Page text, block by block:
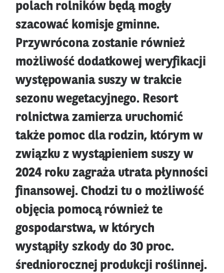
polach rolników będą mogły
szacować komisje gminne.
Przywrócona zostanie również
możliwość dodatkowej weryfikacji
występowania suszy w trakcie
sezonu wegetacyjnego. Resort
rolnictwa zamierza uruchomić
także pomoc dla rodzin, którym w
związku z wystąpieniem suszy w
2024 roku zagraża utrata płynności
finansowej. Chodzi tu o możliwość
objęcia pomocą również te
gospodarstwa, w których
wystąpiły szkody do 30 proc.
średniorocznej produkcji roślinnej.